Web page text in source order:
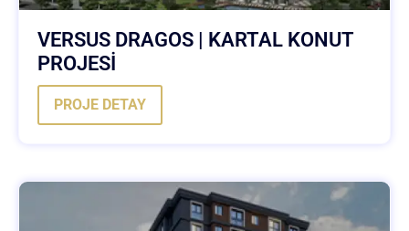
VERSUS DRAGOS | KARTAL KONUT
PROJESİ
PROJE DETAY